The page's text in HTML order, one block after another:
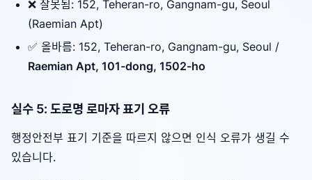
❌ 잘못됨: 152, Teheran-ro, Gangnam-gu, Seoul
(Raemian Apt)
✅ 올바름: 152, Teheran-ro, Gangnam-gu, Seoul /
Raemian Apt, 101-dong, 1502-ho
실수 5: 도로명 로마자 표기 오류
행정안전부 표기 기준을 따르지 않으면 인식 오류가 생길 수
있습니다.